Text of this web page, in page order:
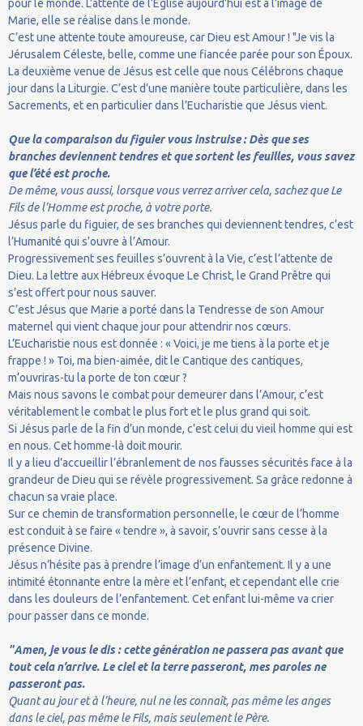
pour le monde. L’attente de l’Eglise aujourd’hui est à l’image de
Marie, elle se réalise dans le monde.
C’est une attente toute amoureuse, car Dieu est Amour ! "Je vis la
Jérusalem Céleste, belle, comme une fiancée parée pour son Époux.
La deuxième venue de Jésus est celle que nous Célébrons chaque
jour dans la Liturgie. C’est d’une manière toute particulière, dans les
Sacrements, et en particulier dans l’Eucharistie que Jésus vient.
Que la comparaison du figuier vous instruise : Dès que ses
branches deviennent tendres et que sortent les feuilles, vous savez
que l’été est proche.
De même, vous aussi, lorsque vous verrez arriver cela, sachez que Le
Fils de l’Homme est proche, à votre porte.
Jésus parle du figuier, de ses branches qui deviennent tendres, c’est
l’Humanité qui s’ouvre à l’Amour.
Progressivement ses feuilles s’ouvrent à la Vie, c’est l’attente de
Dieu. La lettre aux Hébreux évoque Le Christ, le Grand Prêtre qui
s’est offert pour nous sauver.
C’est Jésus que Marie a porté dans la Tendresse de son Amour
maternel qui vient chaque jour pour attendrir nos cœurs.
L’Eucharistie nous est donnée : « Voici, je me tiens à la porte et je
frappe ! » Toi, ma bien-aimée, dit le Cantique des cantiques,
m’ouvriras-tu la porte de ton cœur ?
Mais nous savons le combat pour demeurer dans l’Amour, c’est
véritablement le combat le plus fort et le plus grand qui soit.
Si Jésus parle de la fin d’un monde, c’est celui du vieil homme qui est
en nous. Cet homme-là doit mourir.
Il y a lieu d’accueillir l’ébranlement de nos fausses sécurités face à la
grandeur de Dieu qui se révèle progressivement. Sa grâce redonne à
chacun sa vraie place.
Sur ce chemin de transformation personnelle, le cœur de l’homme
est conduit à se faire « tendre », à savoir, s’ouvrir sans cesse à la
présence Divine.
Jésus n’hésite pas à prendre l’image d’un enfantement. Il y a une
intimité étonnante entre la mère et l’enfant, et cependant elle crie
dans les douleurs de l’enfantement. Cet enfant lui-même va crier
pour passer dans ce monde.
"Amen, je vous le dis : cette génération ne passera pas avant que
tout cela n’arrive. Le ciel et la terre passeront, mes paroles ne
passeront pas.
Quant au jour et à l’heure, nul ne les connaît, pas même les anges
dans le ciel, pas même le Fils, mais seulement le Père.